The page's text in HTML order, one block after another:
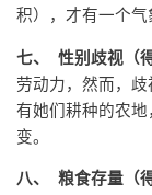
积），才有一个气
七、 性别歧视（
劳动力，然而，
有她们耕种的农
变。
八、 粮食存量（